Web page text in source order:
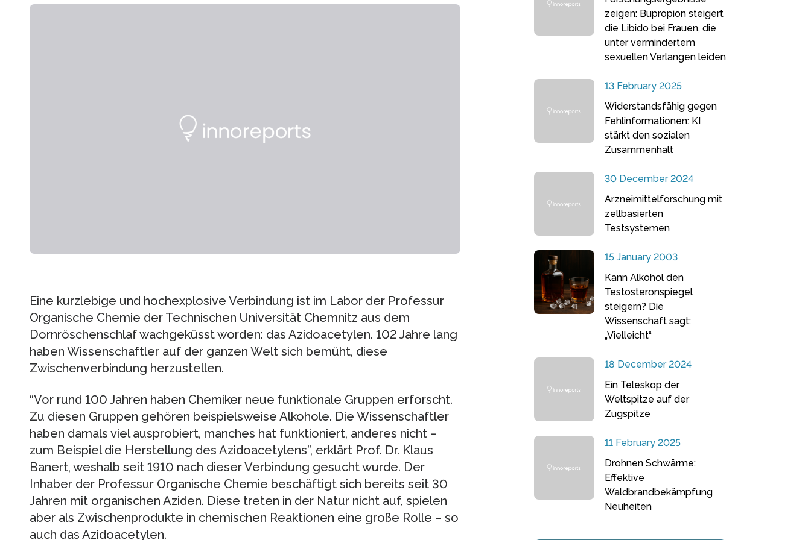
Eine kurzlebige und hochexplosive Verbindung ist im Labor der Professur
Organische Chemie der Technischen Universität Chemnitz aus dem
Dornröschenschlaf wachgeküsst worden: das Azidoacetylen. 102 Jahre lang
haben Wissenschaftler auf der ganzen Welt sich bemüht, diese
Zwischenverbindung herzustellen.
“Vor rund 100 Jahren haben Chemiker neue funktionale Gruppen erforscht.
Zu diesen Gruppen gehören beispielsweise Alkohole. Die Wissenschaftler
haben damals viel ausprobiert, manches hat funktioniert, anderes nicht –
zum Beispiel die Herstellung des Azidoacetylens”, erklärt Prof. Dr. Klaus
Banert, weshalb seit 1910 nach dieser Verbindung gesucht wurde. Der
Inhaber der Professur Organische Chemie beschäftigt sich bereits seit 30
Jahren mit organischen Aziden. Diese treten in der Natur nicht auf, spielen
aber als Zwischenprodukte in chemischen Reaktionen eine große Rolle – so
auch das Azidoacetylen.
zeigen: Bupropion steigert
die Libido bei Frauen, die
unter vermindertem
sexuellen Verlangen leiden
13 February 2025
Widerstandsfähig gegen
Fehlinformationen: KI
stärkt den sozialen
Zusammenhalt
30 December 2024
Arzneimittelforschung mit
zellbasierten
Testsystemen
15 January 2003
Kann Alkohol den
Testosteronspiegel
steigern? Die
Wissenschaft sagt:
„Vielleicht“
18 December 2024
Ein Teleskop der
Weltspitze auf der
Zugspitze
11 February 2025
Drohnen Schwärme:
Effektive
Waldbrandbekämpfung
Neuheiten